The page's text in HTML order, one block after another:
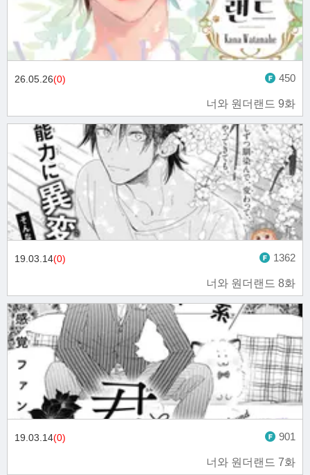
너와 원더랜드 9화
26.05.26(0) 450
너와 원더랜드 8화
19.03.14(0) 1362
너와 원더랜드 7화
19.03.14(0) 901